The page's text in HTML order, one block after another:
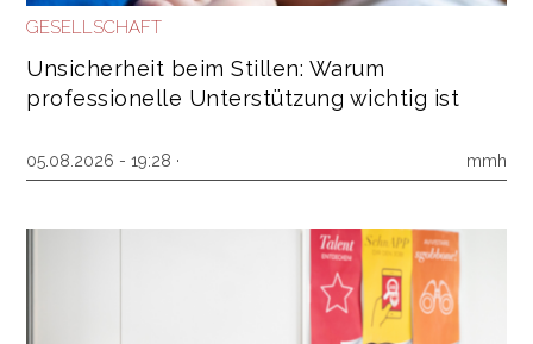
GESELLSCHAFT
Unsicherheit beim Stillen: Warum
professionelle Unterstützung wichtig ist
05.08.2026 - 19:28 · mmh